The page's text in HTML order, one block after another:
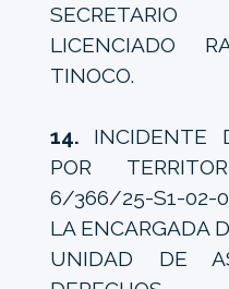
LICENCIADO
TINOCO.
14. INCIDENTE
POR
6/366/25-S1-02-
LA ENCARGADA
UNIDAD DE